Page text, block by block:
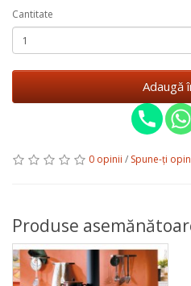
Cantitate
Adaugă
0 opinii / Spune-ţi
Produse